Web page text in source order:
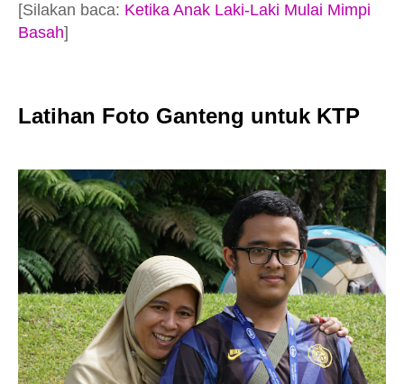
[Silakan baca: Ketika Anak Laki-Laki Mulai Mimpi
Basah]
Latihan Foto Ganteng untuk KTP